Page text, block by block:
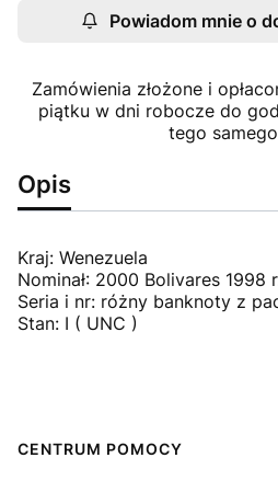
Powiadom mnie o
Zamówienia złożone i
piątku w dni robocze do
tego
Opis
Kraj: Wenezuela
Nominał: 2000 Bolivares 1998
Seria i nr: różny banknoty z
Stan: I ( UNC )
Linki w stopce
CENTRUM POMOCY